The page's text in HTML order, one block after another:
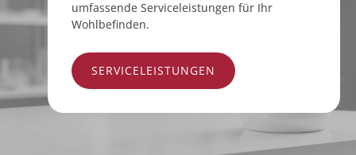
umfassende Serviceleistungen für Ihr
Wohlbefinden.
SERVICELEISTUNGEN